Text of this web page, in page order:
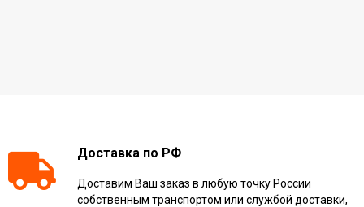
Доставка по РФ
Доставим Ваш заказ в любую точку России
собственным транспортом или службой доставки,